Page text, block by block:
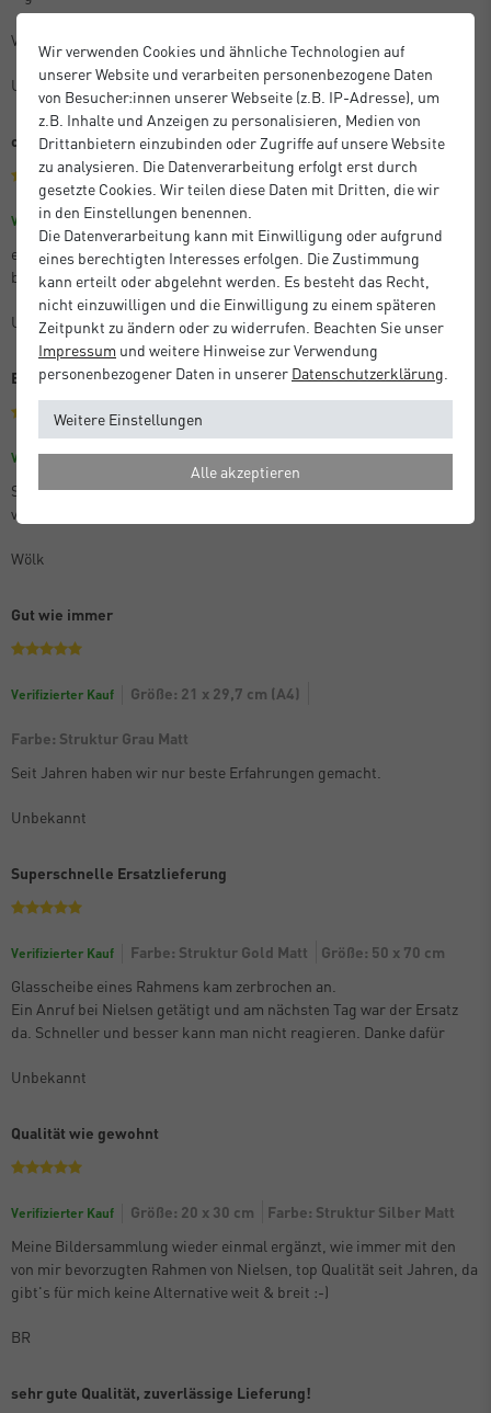
Vielen Dank dafür
Unbekannt
optisches Highlight
Verifizierter Kauf Größe: 30 x 40 cm
es ist immer wieder faszinierend zu sheen mit welcher Leichtigkeit
besondere Bilder, Rkunden, etc. weiter aufgewertet werden..........
Unbekannt
Bilderrahmen
Verifizierter Kauf Größe: 50 x 50 cm
Farbe: Struktur Schwarz Matt
Schnelle Lieferung, sehr gute Qualität und die Ware war sehr gut
verpackt. Kann die Bilderrahmen nur empfehlen.
Wölk
Gut wie immer
Verifizierter Kauf Größe: 21 x 29,7 cm (A4)
Farbe: Struktur Grau Matt
Seit Jahren haben wir nur beste Erfahrungen gemacht.
Unbekannt
Superschnelle Ersatzlieferung
Verifizierter Kauf Farbe: Struktur Gold Matt
Größe: 50 x 70 cm
Glasscheibe eines Rahmens kam zerbrochen an.
Ein Anruf bei Nielsen getätigt und am nächsten Tag war der Ersatz
da. Schneller und besser kann man nicht reagieren. Danke dafür
Unbekannt
Qualität wie gewohnt
Verifizierter Kauf Größe: 20 x 30 cm
Farbe: Struktur Silber Matt
Meine Bildersammlung wieder einmal ergänzt, wie immer mit den
von mir bevorzugten Rahmen von Nielsen, top Qualität seit Jahren, da
gibt's für mich keine Alternative weit & breit :-)
BR
sehr gute Qualität, zuverlässige Lieferung!
Wir verwenden Cookies und ähnliche Technologien auf
unserer Website und verarbeiten personenbezogene Daten
von Besucher:innen unserer Webseite (z.B. IP-Adresse), um
z.B. Inhalte und Anzeigen zu personalisieren, Medien von
Drittanbietern einzubinden oder Zugriffe auf unsere Website
zu analysieren. Die Datenverarbeitung erfolgt erst durch
gesetzte Cookies. Wir teilen diese Daten mit Dritten, die wir
in den Einstellungen benennen.
Die Datenverarbeitung kann mit Einwilligung oder aufgrund
eines berechtigten Interesses erfolgen. Die Zustimmung
kann erteilt oder abgelehnt werden. Es besteht das Recht,
nicht einzuwilligen und die Einwilligung zu einem späteren
Zeitpunkt zu ändern oder zu widerrufen. Beachten Sie unser
Impressum und weitere Hinweise zur Verwendung
personenbezogener Daten in unserer Daten­schutz­erklärung
Weitere Einstellungen
Alle akzeptieren